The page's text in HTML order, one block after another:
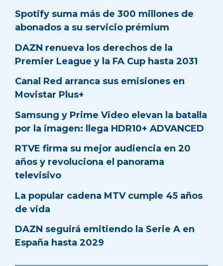
Spotify suma más de 300 millones de
abonados a su servicio prémium
DAZN renueva los derechos de la
Premier League y la FA Cup hasta 2031
Canal Red arranca sus emisiones en
Movistar Plus+
Samsung y Prime Video elevan la batalla
por la imagen: llega HDR10+ ADVANCED
RTVE firma su mejor audiencia en 20
años y revoluciona el panorama
televisivo
La popular cadena MTV cumple 45 años
de vida
DAZN seguirá emitiendo la Serie A en
España hasta 2029